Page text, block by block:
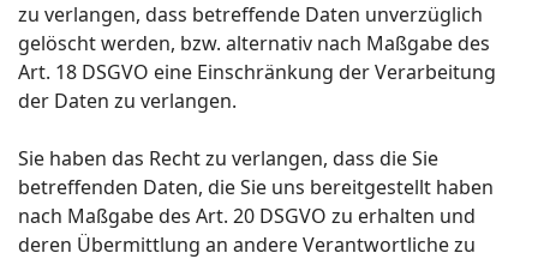
zu verlangen, dass betreffende Daten unverzüglich
gelöscht werden, bzw. alternativ nach Maßgabe des
Art. 18 DSGVO eine Einschränkung der Verarbeitung
der Daten zu verlangen.
Sie haben das Recht zu verlangen, dass die Sie
betreffenden Daten, die Sie uns bereitgestellt haben
nach Maßgabe des Art. 20 DSGVO zu erhalten und
deren Übermittlung an andere Verantwortliche zu